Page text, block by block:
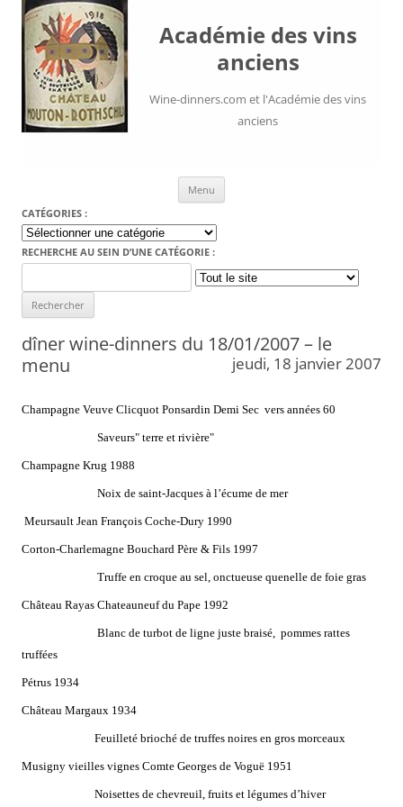
Académie des vins
anciens
Wine-dinners.com et l'Académie des vins
anciens
Menu
CATÉGORIES :
Catégories
:
RECHERCHE AU SEIN D’UNE CATÉGORIE :
for:
dîner wine-dinners du 18/01/2007 – le
menu
jeudi, 18 janvier 2007
Champagne Veuve Clicquot Ponsardin Demi Sec vers années 60
Saveurs" terre et rivière"
Champagne Krug 1988
Noix de saint-Jacques à l’écume de mer
Meursault Jean François Coche-Dury 1990
Corton-Charlemagne Bouchard Père & Fils 1997
Truffe en croque au sel, onctueuse quenelle de foie gras
Château Rayas Chateauneuf du Pape 1992
Blanc de turbot de ligne juste braisé, pommes rattes
truffées
Pétrus 1934
Château Margaux 1934
Feuilleté brioché de truffes noires en gros morceaux
Musigny vieilles vignes Comte Georges de Voguë 1951
Noisettes de chevreuil, fruits et légumes d’hiver